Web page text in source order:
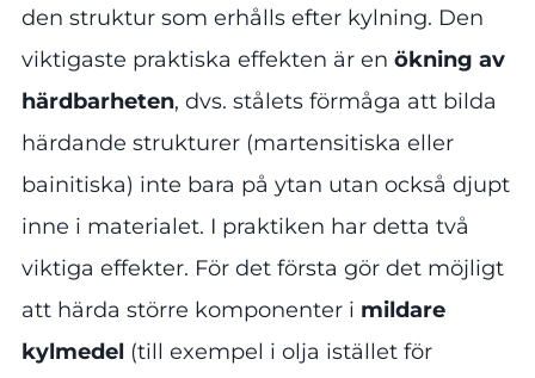
den struktur som erhålls efter kylning. Den
viktigaste praktiska effekten är en ökning av
härdbarheten, dvs. stålets förmåga att bilda
härdande strukturer (martensitiska eller
bainitiska) inte bara på ytan utan också djupt
inne i materialet. I praktiken har detta två
viktiga effekter. För det första gör det möjligt
att härda större komponenter i mildare
kylmedel (till exempel i olja istället för